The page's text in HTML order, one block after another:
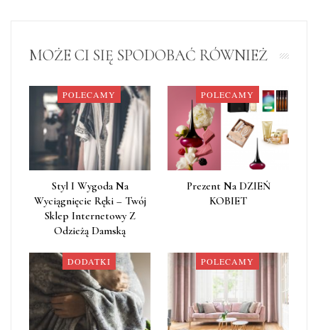
MOŻE CI SIĘ SPODOBAĆ RÓWNIEŻ
POLECAMY
Styl I Wygoda Na
Wyciągnięcie Ręki – Twój
Sklep Internetowy Z
Odzieżą Damską
POLECAMY
Prezent Na DZIEŃ
KOBIET
DODATKI POLECAMY